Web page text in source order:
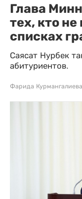
Глава
тех, кто
списках
Саясат Нурбек
абитуриентов.
Фарида Курмангалиева